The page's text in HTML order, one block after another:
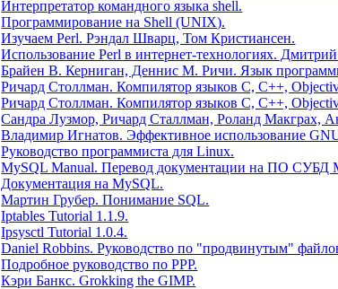
Интерпретатор командного языка shell.
Программирование на Shell (UNIX).
Изучаем Perl. Рэндал Шварц, Том Кристиансен.
Использование Perl в интернет-технологиях.
Брайен В. Керниган, Деннис М. Ричи. Язык
Ричард Столлман. Компилятор языков C, C++,
Ричард Столлман. Компилятор языков C, C++,
Сандра Лузмор, Ричард Сталлман, Роланд Макграх,
Владимир Игнатов. Эффективное использование
Руководство программиста для Linux.
MySQL Manual. Перевод документации на ПО СУБД
Документация на MySQL.
Маpтин Грубеp. Понимание SQL.
Iptables Tutorial 1.1.9.
Ipsysctl Tutorial 1.0.4.
Daniel Robbins. Руководство по "продвинутым"
Подробное руководство по PPP.
Кэри Банкс. Grokking the GIMP.